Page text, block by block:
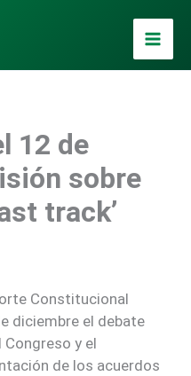
12 de
sobre
track’
Constitucional
diciembre el debate
y el
de los acuerdos